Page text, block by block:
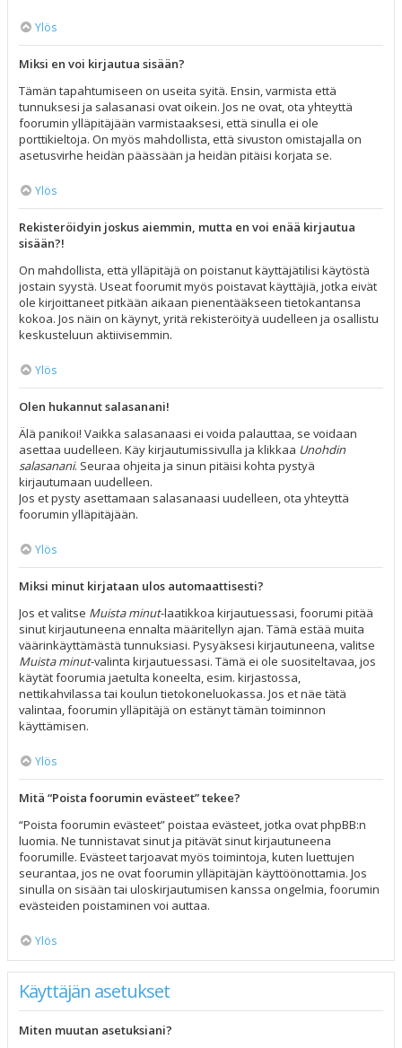
Ylös
Miksi en voi kirjautua sisään?
Tämän tapahtumiseen on useita syitä. Ensin, varmista että
tunnuksesi ja salasanasi ovat oikein. Jos ne ovat, ota yhteyttä
foorumin ylläpitäjään varmistaaksesi, että sinulla ei ole
porttikieltoja. On myös mahdollista, että sivuston omistajalla on
asetusvirhe heidän päässään ja heidän pitäisi korjata se.
Ylös
Rekisteröidyin joskus aiemmin, mutta en voi enää kirjautua
sisään?!
On mahdollista, että ylläpitäjä on poistanut käyttäjätilisi käytöstä
jostain syystä. Useat foorumit myös poistavat käyttäjiä, jotka eivät
ole kirjoittaneet pitkään aikaan pienentääkseen tietokantansa
kokoa. Jos näin on käynyt, yritä rekisteröityä uudelleen ja osallistu
keskusteluun aktiivisemmin.
Ylös
Olen hukannut salasanani!
Älä panikoi! Vaikka salasanaasi ei voida palauttaa, se voidaan
asettaa uudelleen. Käy kirjautumissivulla ja klikkaa Unohdin
salasanani. Seuraa ohjeita ja sinun pitäisi kohta pystyä
kirjautumaan uudelleen.
Jos et pysty asettamaan salasanaasi uudelleen, ota yhteyttä
foorumin ylläpitäjään.
Ylös
Miksi minut kirjataan ulos automaattisesti?
Jos et valitse Muista minut-laatikkoa kirjautuessasi, foorumi pitää
sinut kirjautuneena ennalta määritellyn ajan. Tämä estää muita
väärinkäyttämästä tunnuksiasi. Pysyäksesi kirjautuneena, valitse
Muista minut-valinta kirjautuessasi. Tämä ei ole suositeltavaa, jos
käytät foorumia jaetulta koneelta, esim. kirjastossa,
nettikahvilassa tai koulun tietokoneluokassa. Jos et näe tätä
valintaa, foorumin ylläpitäjä on estänyt tämän toiminnon
käyttämisen.
Ylös
Mitä “Poista foorumin evästeet” tekee?
“Poista foorumin evästeet” poistaa evästeet, jotka ovat phpBB:n
luomia. Ne tunnistavat sinut ja pitävät sinut kirjautuneena
foorumille. Evästeet tarjoavat myös toimintoja, kuten luettujen
seurantaa, jos ne ovat foorumin ylläpitäjän käyttöönottamia. Jos
sinulla on sisään tai uloskirjautumisen kanssa ongelmia, foorumin
evästeiden poistaminen voi auttaa.
Ylös
Käyttäjän asetukset
Miten muutan asetuksiani?